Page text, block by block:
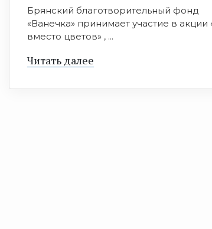
Брянский благотворительный фонд
«Ванечка» принимает участие в акции
вместо цветов» , ...
Читать далее